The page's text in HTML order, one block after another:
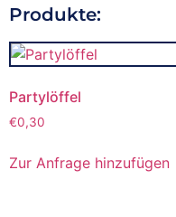
Produkte:
Partylöffel
€0,30
Zur Anfrage hinzufügen